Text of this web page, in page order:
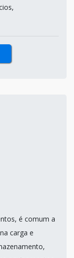
é comum a
carga e